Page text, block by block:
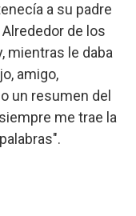
a su padre
de los
mientras le daba
amigo,
un resumen del
me trae la